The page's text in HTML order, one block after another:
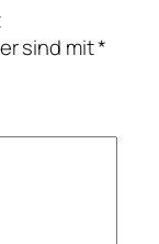
sind mit*